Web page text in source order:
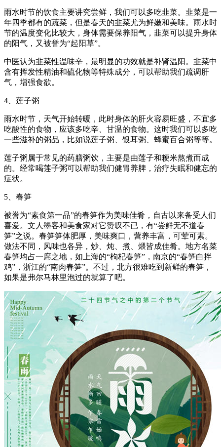
雨水时节的饮食主要讲究尝鲜，我们可以多吃韭菜。韭菜是一
年四季都有的蔬菜，但是春天的韭菜尤为鲜嫩和美味。雨水时
节的温度变化比较大，身体需要保养阳气，韭菜可以提升身体
的阳气，又被誉为“起阳草”。
中医认为韭菜性温味辛，最明显的功效就是补肾温阳。韭菜中
含有挥发性精油和硫化物等特殊成分，可以帮助我们疏调肝
气，增强食欲。
4、莲子粥
雨水时节，天气开始转暖，此时身体的肝火容易旺盛，不宜多
吃酸性的食物，应该多吃辛、甘温的食物。这时我们可以多吃
一些滋补的粥品，比如说莲子粥、银耳粥、蜂蜜百合粥等等。
莲子粥属于常见的药膳粥饮，主要是由莲子和粳米熬煮而成
的。经常喝莲子粥可以帮助我们健胃养脾，治疗失眠和健忘的
症状。
5、春笋
被誉为“素食第一品”的春笋作为美味佳肴，自古以来备受人们
喜爱。文人墨客和美食家对它赞叹不已，有“尝鲜无不道春
笋”之说。春笋笋体肥厚，美味爽口，营养丰富，可荤可素。
做法不同，风味也各异，炒、炖、煮、煨皆成佳肴。地方名菜
春笋均占一席之地，如上海的“枸杞春笋”，南京的“春笋白拌
鸡”，浙江的“南肉春笋”。不过，北方很难吃到新鲜的春笋，
如果是弗尔马林里泡过的就算了吧。